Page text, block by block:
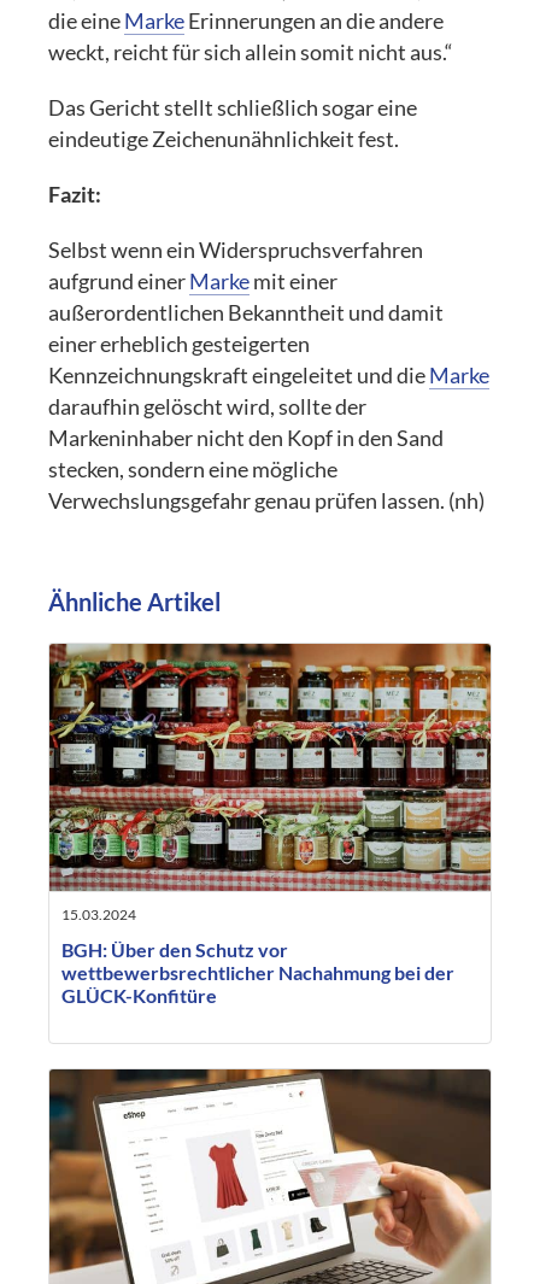
die eineMarkeErinnerungen an die andere
weckt, reicht für sich allein somit nicht aus.“
Das Gericht stellt schließlich sogar eine
eindeutige Zeichenunähnlichkeit fest.
Fazit:
Selbst wenn ein Widerspruchsverfahren
aufgrund einerMarkemit einer
außerordentlichen Bekanntheit und damit
einer erheblich gesteigerten
Kennzeichnungskraft eingeleitet und dieMarke
daraufhin gelöscht wird, sollte der
Markeninhaber nicht den Kopf in den Sand
stecken, sondern eine mögliche
Verwechslungsgefahr genau prüfen lassen. (nh)
Ähnliche Artikel
15.03.2024
BGH: Über den Schutz vor
wettbewerbsrechtlicher Nachahmung bei der
GLÜCK-Konfitüre